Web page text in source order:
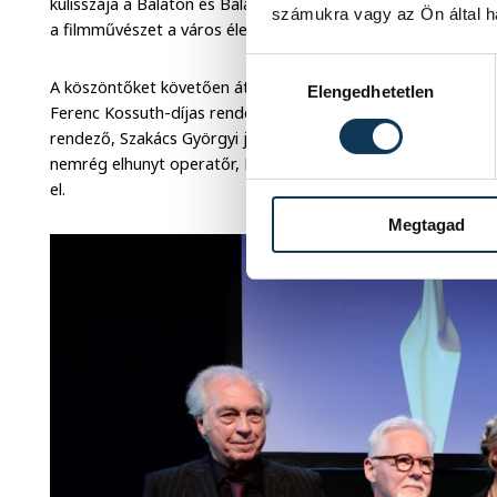
számukra vagy az Ön által
Elengedhetetlen
Megtagad
a filmművészet a város életében - jelezte.
A köszöntőket követően átadták a Magyar Filmakadémia
Ferenc Kossuth-díjas rendező, Huszti Péter színművész,
rendező, Szakács Györgyi jelmeztervező és Udvaros
nemrég elhunyt operatőr, Hildebrand István munkásságát
el.